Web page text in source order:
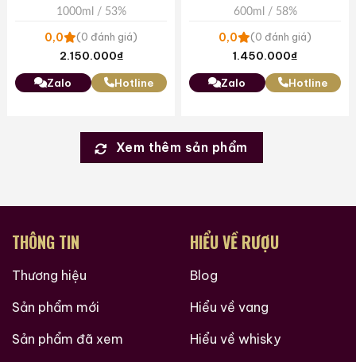
1000ml / 53%
0,0 (0 đánh giá)
2.150.000₫
Zalo Hotline
600ml / 58%
0,0 (0 đánh giá)
1.450.000₫
Zalo Hotline
Xem thêm sản phẩm
THÔNG TIN
Thương hiệu
Sản phẩm mới
Sản phẩm đã xem
HIỂU VỀ RƯỢU
Blog
Hiểu về vang
Hiểu về whisky